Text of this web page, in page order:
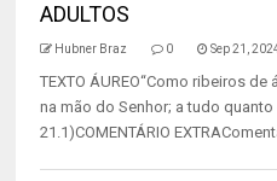
ADULTOS
Hubner Braz 0 Sep 21,
TEXTO ÁUREO“Como ribeiros
na mão do Senhor; a tudo quanto
21.1)COMENTÁRIO